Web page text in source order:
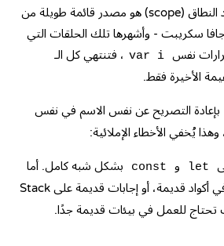
ذلك التساهل في تحديد النطاق (scope) هو مصدر قائمة طويلة من
جافا سكريبت - وأشهرها تلك الحلقات التي
نفس var i ، فتنتهي كل الـ
بإعادة التصريح عن نفس الاسم في نفس
يُخفي الأخطاء الإملائية:
let و const بشكل شبه كامل. أما
فلن تصادفه إلا في أكواد قديمة، أو إجابات قديمة على Stack